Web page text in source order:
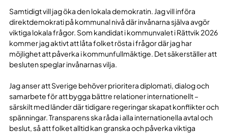
Samtidigt vill jag öka den lokala demokratin. Jag vill införa
direktdemokrati på kommunal nivå där invånarna själva avgör
viktiga lokala frågor. Som kandidat i kommunvalet i Rättvik 2026
kommer jag aktivt att låta folket rösta i frågor där jag har
möjlighet att påverka i kommunfullmäktige. Det säkerställer att
besluten speglar invånarnas vilja.
Jag anser att Sverige behöver prioritera diplomati, dialog och
samarbete för att bygga bättre relationer internationellt –
särskilt med länder där tidigare regeringar skapat konflikter och
spänningar. Transparens ska råda i alla internationella avtal och
beslut, så att folket alltid kan granska och påverka viktiga